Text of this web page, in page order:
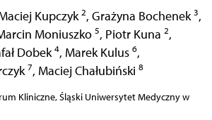
Kupczyk 2, Grażyna Bochenek 3,
Moniuszko 5, Piotr Kuna 2,
Dobek 4, Marek Kulus 6,
7, Maciej Chałubiński 8
Kliniczne, Śląski Uniwersytet Medyczny w